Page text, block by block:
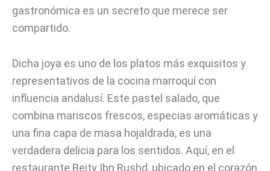
gastronómica es un secreto que merece ser
compartido.
Dicha joya es uno de los platos más exquisitos y
representativos de la cocina marroquí con
influencia andalusí. Este pastel salado, que
combina mariscos frescos, especias aromáticas y
una fina capa de masa hojaldrada, es una
verdadera delicia para los sentidos. Aquí, en el
restaurante Beity Ibn Rushd, ubicado en el corazón